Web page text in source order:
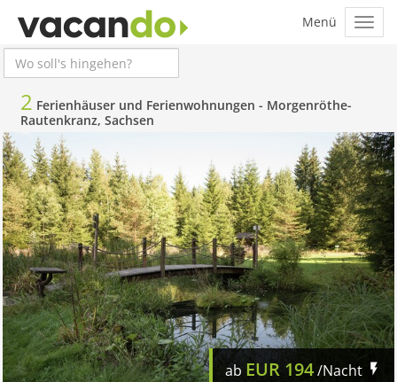
2 Ferienhäuser und Ferienwohnungen - Morgenröthe-
Rautenkranz, Sachsen
ab EUR 194/Nacht